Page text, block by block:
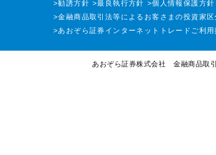
>勧誘方針 >最良執行方針 >個人情報保護方針
>金融商品取引法等による お客さまの投資家
>あおぞら証券インターネットトレード ご利
あおぞら証券株式会社金融商品取